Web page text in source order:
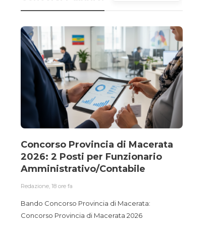
Concorso Provincia di Macerata
2026: 2 Posti per Funzionario
Amministrativo/Contabile
Redazione,18 ore fa
Bando Concorso Provincia di Macerata:
Concorso Provincia di Macerata 2026